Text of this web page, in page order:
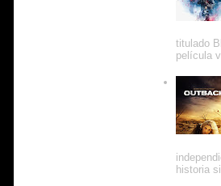
titulado
película
historia